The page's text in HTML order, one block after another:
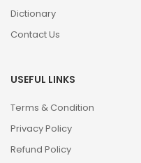
Dictionary
Contact Us
USEFUL LINKS
Terms & Condition
Privacy Policy
Refund Policy